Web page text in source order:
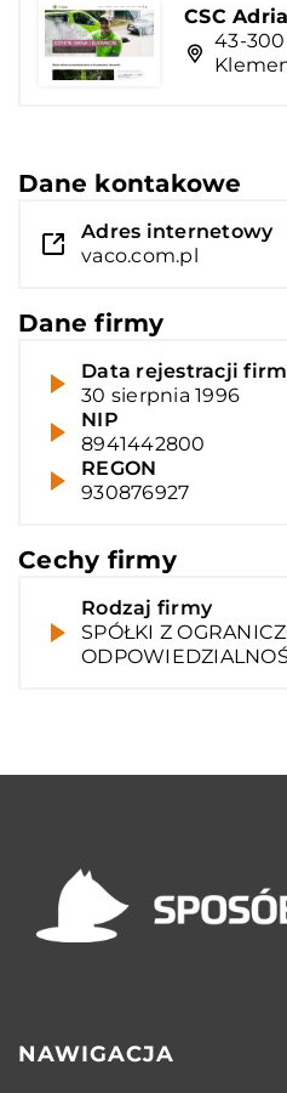
CSC
43-300
Dane kontakowe
Adres internetowy
vaco.com.pl
Dane firmy
Data rejestracji
30 sierpnia 1996
NIP
8941442800
REGON
930876927
Cechy firmy
Rodzaj firmy
SPÓŁKI Z
NAWIGACJA